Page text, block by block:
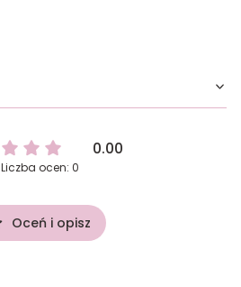
0.00
Liczba ocen: 0
Oceń i opisz